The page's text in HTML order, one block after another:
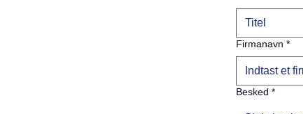
Firmanavn *
Besked *